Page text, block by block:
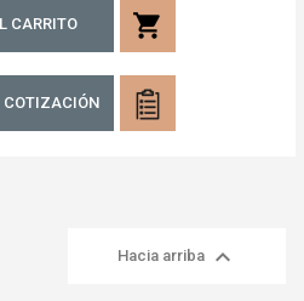
CARRITO shopping_cart
Hacia arriba 